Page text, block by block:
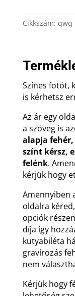
képpel
Cikkszám:
Színes fotót,
is kérhetsz
Az ár egy
a szöveg is
alapja
színt kérsz,
felénk.
kérjük hogy
Amennyiben
oldalra
opciók
díja így
kutyabiléta
gravírozás
nem
Kérjük hogy